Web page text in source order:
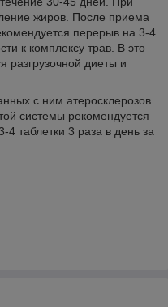
жиров. После приема
перерыв на 3-4
к комплексу трав. В это
разгрузочной диеты и
с ним атеросклерозов
системы рекомендуется
4 таблетки 3 раза в день за